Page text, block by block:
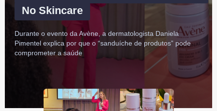
No Skincare
Durante o evento da Avène, a dermatologista Daniela
Pimentel explica por que o “sanduíche de produtos” pode
comprometer a saúde